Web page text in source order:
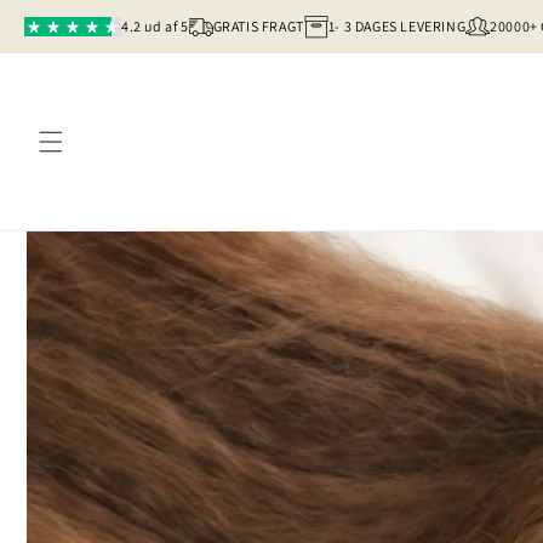
Gå til
indhold
4.2 ud af 5 GRATIS FRAGT 1- 3 DAGES LEVERING 20000+